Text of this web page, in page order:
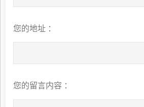
您的地址 ：
您的留言内容 ：